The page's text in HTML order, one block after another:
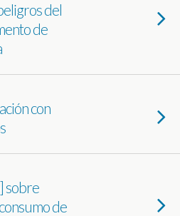
del
de
con
sobre
de